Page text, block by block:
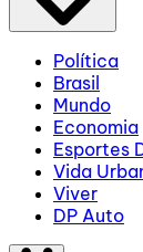
Política
Brasil
Mundo
Economia
Esportes
Vida
Viver
DP Auto